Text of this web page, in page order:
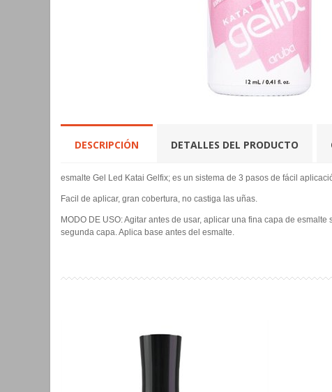
DESCRIPCIÓN DETALLES DEL PRODUCTO
esmalte Gel Led Katai Gelfix; es un sistema de 3 pasos de fácil
Facil de aplicar, gran cobertura, no castiga las uñas.
MODO DE USO: Agitar antes de usar, aplicar una fina capa de
segunda capa. Aplica base antes del esmalte.